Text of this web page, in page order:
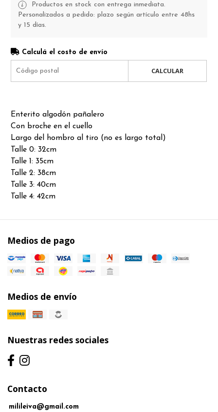
Productos en stock con entrega inmediata.
Personalizados a pedido: plazo según artículo entre 48hs
y 15 días.
Calculá el costo de envío
CALCULAR
Enterito algodón pañalero
Con broche en el cuello
Largo del hombro al tiro (no es largo total)
Talle 0: 32cm
Talle 1: 35cm
Talle 2: 38cm
Talle 3: 40cm
Talle 4: 42cm
Medios de pago
Medios de envío
Nuestras redes sociales
Contacto
milileiva@gmail.com